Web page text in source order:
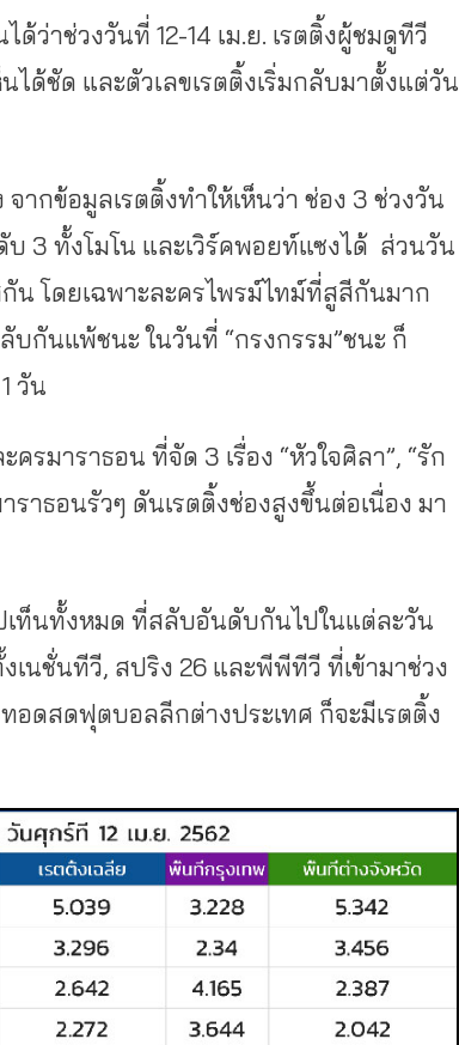
ด้ว่าช่วงวันที่ 12-14 เม.ย. เรตติ้งผู้ชมดูทีวี
ได้ชัด และตัวเลขเรตติ้งเริ่มกลับมาตั้งแต่วัน
ากข้อมูลเรตติ้งทำให้เห็นว่า ช่อง 3 ช่วงวัน
3 ทั้งโมโน และเวิร์คพอยท์แซงได้ ส่วนวัน
น โดยเฉพาะละครไพรม์ไทม์ที่สูสีกันมาก
บกันแพ้ชนะ ในวันที่ “กรงกรรม”ชนะ ก็
วัน
มาราธอน ที่จัด 3 เรื่อง “หัวใจศิลา”, “รัก
าธอนรัวๆ ดันเรตติ้งช่องสูงขึ้นต่อเนื่อง มา
เท็นทั้งหมด ที่สลับอันดับกันไปในแต่ละวัน
นชั่นทีวี, สปริง 26 และพีพีทีวี ที่เข้ามาช่วง
ดสดฟุตบอลลีกต่างประเทศ ก็จะมีเรตติ้ง